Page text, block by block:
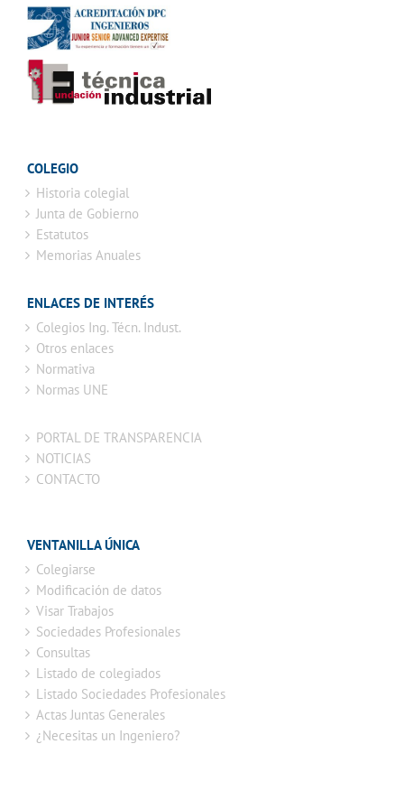
COLEGIO
Historia colegial
Junta de Gobierno
Estatutos
Memorias Anuales
ENLACES DE INTERÉS
Colegios Ing. Técn. Indust.
Otros enlaces
Normativa
Normas UNE
PORTAL DE TRANSPARENCIA
NOTICIAS
CONTACTO
VENTANILLA ÚNICA
Colegiarse
Modificación de datos
Visar Trabajos
Sociedades Profesionales
Consultas
Listado de colegiados
Listado Sociedades Profesionales
Actas Juntas Generales
¿Necesitas un Ingeniero?